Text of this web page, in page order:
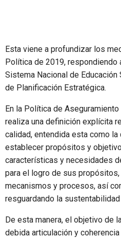
Esta viene a profundizar los
Política de 2019,
Sistema Nacional de
de Planificación Estratégica.
En la Política de
realiza una definición explícita
calidad, entendida esta como
establecer propósitos y
características y necesidades
para el logro de sus
mecanismos y procesos, así
resguardando la
De esta manera, el objetivo de
debida articulación y